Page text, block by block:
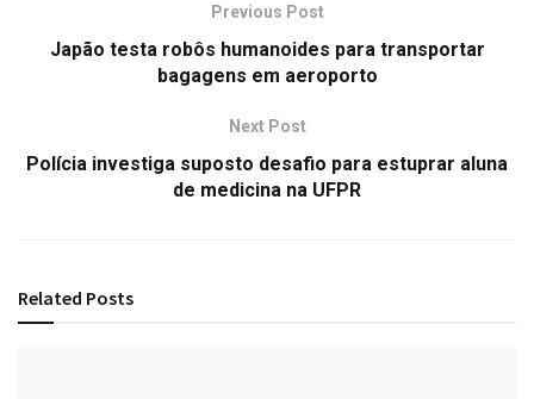
Previous Post
Japão testa robôs humanoides para transportar
bagagens em aeroporto
Next Post
Polícia investiga suposto desafio para estuprar aluna
de medicina na UFPR
Related Posts